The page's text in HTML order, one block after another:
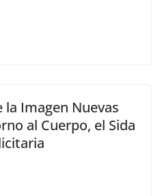
la Imagen Nuevas
al Cuerpo, el Sida